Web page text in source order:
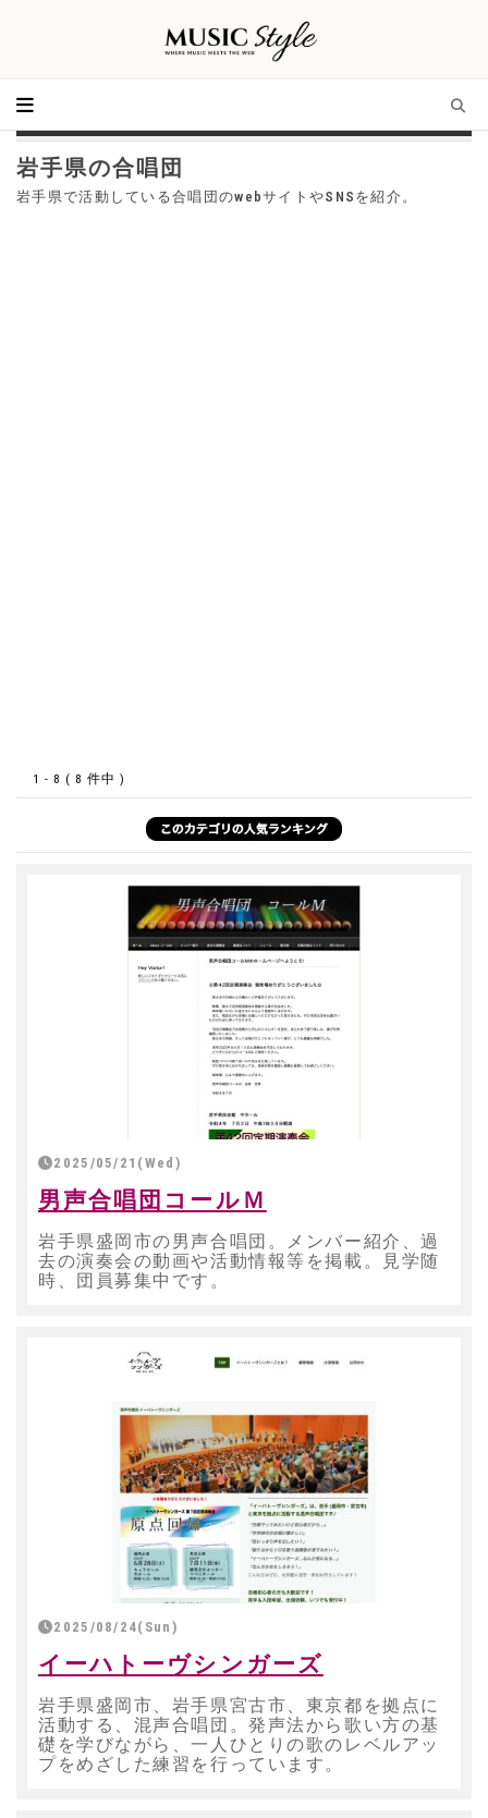
岩手県の合唱団
岩手県で活動している合唱団のwebサイトやSNSを紹介。
1 - 8 ( 8 件中 )
2025/05/21(Wed)
男声合唱団コールＭ
岩手県盛岡市の男声合唱団。メンバー紹介、過
去の演奏会の動画や活動情報等を掲載。見学随
時、団員募集中です。
2025/08/24(Sun)
イーハトーヴシンガーズ
岩手県盛岡市、岩手県宮古市、東京都を拠点に
活動する、混声合唱団。発声法から歌い方の基
礎を学びながら、一人ひとりの歌のレベルアッ
プをめざした練習を行っています。